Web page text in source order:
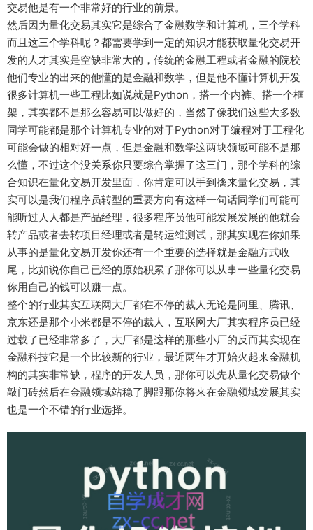
交易他是有一个非常好的行业的前景。
然后因为量化交易其实它是综合了金融数学和计算机，三个学科
而且这三个学科呢？都需要学到一定的知识才能获取量化交易开
发的人才其实是空缺非常大的，传统的金融工程或者金融的院校
他们专业的出来的他懂的是金融和数学，但是他不懂计算机开发
很多计算机一些工程比如说就是Python，搭一个内裤、搭一个框
架，其实都不是那么容易可以做好的，当然了像我们这些大多数
同学可能都是那个计算机专业的对于Python对于编程对于工程化
可能会做的相对好一点，但是金融和数学这两块领域可能不是那
么懂，不过这个没关系你只要综合掌握了这三门，那个学科的综
合知识在量化交易开发里面，你肯定可以手到擒来量化交易，其
实可以是我们程序员转型的重要方向有这样一句话同学们可能可
能听过人人都是产品经理，很多程序员他可能发展发展的他就会
转产品或者去转项目经理或者是转运维测试，那其实现在你如果
从事的是量化交易开发你还有一个重要的选择就是金融方式收
尾，比如说你自己已经的原始积累了那你可以从事一些量化交易
你用自己的钱可以赚一点。
整个的行业其实互联网大厂都在不停的裁人无论是阿里、腾讯、
京东还是那个小米都是不停的裁人，互联网大厂其实程序员已经
过载了已经非常多了，大厂都是这样的那些小厂的反而其实现在
金融科技它是一个比较新的行业，最近两年才开始火起来金融机
构的其实非常缺，程序的开发人员，那你可以先从量化交易做个
敲门砖然后在金融领域站稳了脚跟那你将来在金融领域发展其实
也是一个不错的行业选择。